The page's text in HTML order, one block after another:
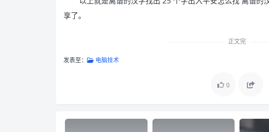
享了。
正文完
发表至： 电脑技术
0